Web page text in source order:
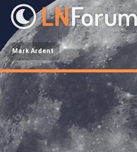
Mark Ardent